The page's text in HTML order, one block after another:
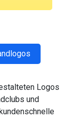
Logos
und